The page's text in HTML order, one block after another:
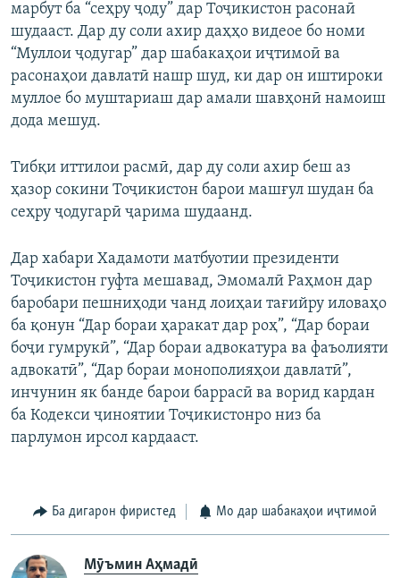
марбут ба “сеҳру ҷоду” дар Тоҷикистон расонаӣ
шудааст. Дар ду соли ахир даҳҳо видеое бо номи
“Муллои ҷодугар” дар шабакаҳои иҷтимоӣ ва
расонаҳои давлатӣ нашр шуд, ки дар он иштироки
муллое бо муштариаш дар амали шавҳонӣ намоиш
дода мешуд.
Тибқи иттилои расмӣ, дар ду соли ахир беш аз
ҳазор сокини Тоҷикистон барои машғул шудан ба
сеҳру ҷодугарӣ ҷарима шудаанд.
Дар хабари Хадамоти матбуотии президенти
Тоҷикистон гуфта мешавад, Эмомалӣ Раҳмон дар
баробари пешниҳоди чанд лоиҳаи тағийру иловаҳо
ба қонун “Дар бораи ҳаракат дар роҳ”, “Дар бораи
боҷи гумрукӣ”, “Дар бораи адвокатура ва фаъолияти
адвокатӣ”, “Дар бораи монополияҳои давлатӣ”,
инчунин як банде барои баррасӣ ва ворид кардан
ба Кодекси ҷиноятии Тоҷикистонро низ ба
парлумон ирсол кардааст.
Ба дигарон фиристед Мо дар шабакаҳои иҷтимоӣ
Мӯъмин Аҳмадӣ